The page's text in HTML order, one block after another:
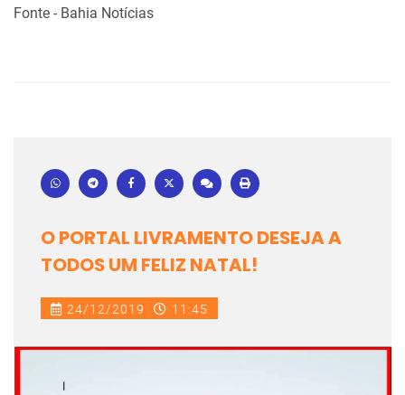
Fonte - Bahia Notícias
O PORTAL LIVRAMENTO DESEJA A
TODOS UM FELIZ NATAL!
24/12/2019 11:45